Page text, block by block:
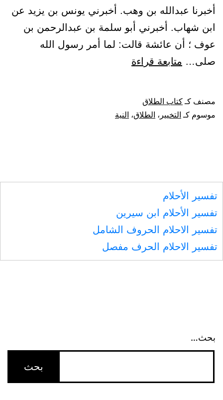
أخبرنا عبدالله بن وهب. أخبرني يونس بن يزيد عن
ابن شهاب. أخبرني أبو سلمة بن عبدالرحمن بن
عوف ؛ أن عائشة قالت: لما أمر رسول الله
صلى… متابعة قراءة
تخيير
طلاقا
بالنية
مصنف كـكتاب الطلاق
موسوم كـ التخيير ، الطلاق، النية
تفسير الأحلام
تفسير الأحلام ابن سيرين
تفسير الاحلام الحروف الشامل
تفسير الاحلام الحرف مفصل
بحث…